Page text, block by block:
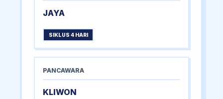
JAYA
SIKLUS 4 HARI
PANCAWARA
KLIWON